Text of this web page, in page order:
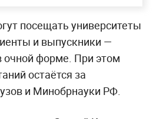
посещать университеты
и выпускники —
очной форме. При этом
остаётся за
и Минобрнауки РФ.